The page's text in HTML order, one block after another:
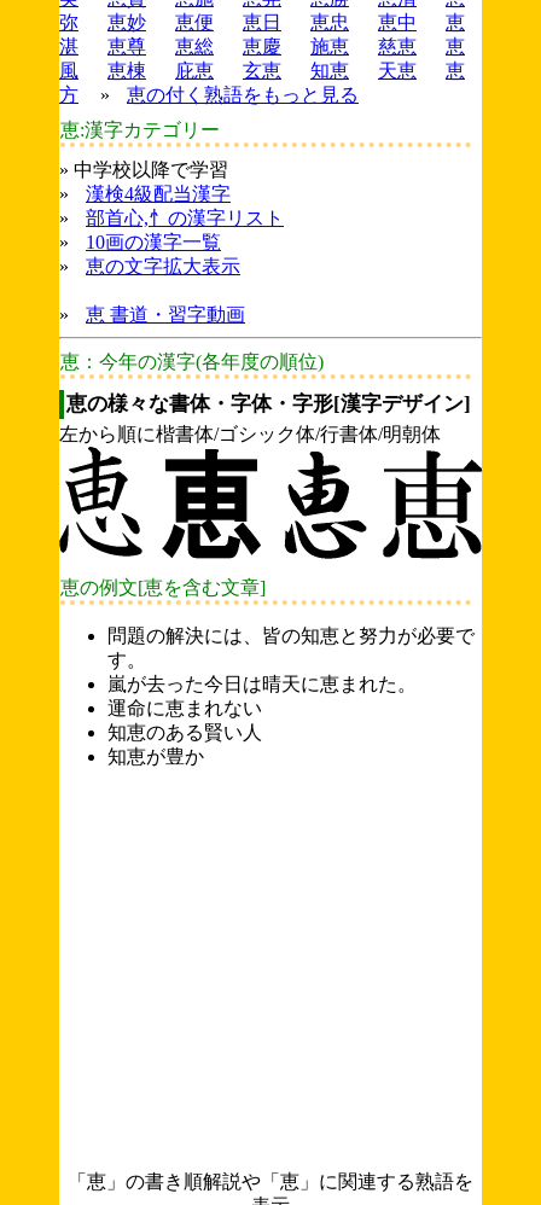
弥
恵妙 恵便 恵日 恵忠 恵中
恵
湛
恵尊 恵総 恵慶 施恵 慈恵
恵
風
恵棟 庇恵 玄恵 知恵 天恵
恵
方
»
恵の付く熟語をもっと見る
恵:漢字カテゴリー
» 中学校以降で学習
»
漢検4級配当漢字
»
部首心,忄の漢字リスト
»
10画の漢字一覧
»
恵の文字拡大表示
» 恵 書道・習字動画
恵：今年の漢字(各年度の順位)
恵の様々な書体・字体・字形[漢字デザイン]
左から順に楷書体/ゴシック体/行書体/明朝体
恵の例文[恵を含む文章]
問題の解決には、皆の知恵と努力が必要で
す。
嵐が去った今日は晴天に恵まれた。
運命に恵まれない
知恵のある賢い人
知恵が豊か
「恵」の書き順解説や「恵」に関連する熟語を